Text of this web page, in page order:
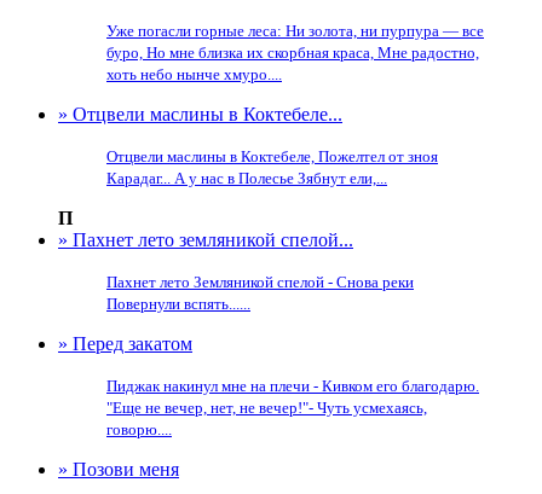
Уже погасли горные леса: Ни золота, ни пурпура — все
буро, Но мне близка их скорбная краса, Мне радостно,
хоть небо нынче хмуро....
» Отцвели маслины в Коктебеле...
Отцвели маслины в Коктебеле, Пожелтел от зноя
Карадаг... А у нас в Полесье Зябнут ели,...
П
» Пахнет лето земляникой спелой...
Пахнет лето Земляникой спелой - Снова реки
Повернули вспять......
» Перед закатом
Пиджак накинул мне на плечи - Кивком его благодарю.
"Еще не вечер, нет, не вечер!"- Чуть усмехаясь,
говорю....
» Позови меня